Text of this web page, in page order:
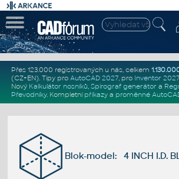
Přes 123.000 registrovaných u nás, celkem
(CZ+EN). Tipy pro AutoCAD 2027, pro Inventor 2027
Nový Kalkulátor nosníků, Spirograf generátor a
Převodníky. Kompletní příkazya proměnné
Blok-model: 4 INCH I.D.